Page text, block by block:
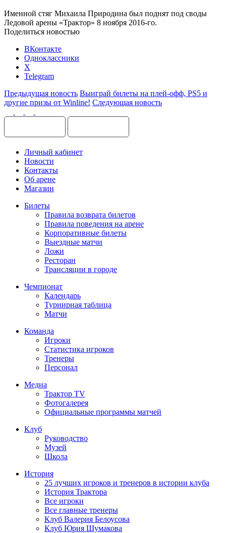
Именной стяг Михаила Природина был поднят под своды
Ледовой арены «Трактор» 8 ноября 2016-го.
Поделиться новостью
ВКонтакте
Одноклассники
X
Telegram
Предыдущая новость Выиграй билеты на плей-офф, PS5 и
другие призы от Winline! Следующая новость
Личный кабинет
Новости
Контакты
Об арене
Магазин
Билеты
Правила возврата билетов
Правила поведения на арене
Корпоративные билеты
Выездные матчи
Ложи
Ресторан
Трансляции в городе
Чемпионат
Календарь
Турнирная таблица
Матчи
Команда
Игроки
Статистика игроков
Тренеры
Персонал
Медиа
Трактор TV
Фотогалерея
Официальные программы матчей
Клуб
Руководство
Музей
Школа
История
25 лучших игроков и тренеров в истории клуба
История Трактора
Все игроки
Все главные тренеры
Клуб Валерия Белоусова
Клуб Юрия Шумакова